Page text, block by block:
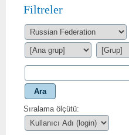
Filtreler
Ara
Sıralama ölçütü: